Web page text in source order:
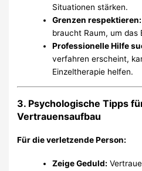
Situationen stärken.
Grenzen respektieren:
braucht Raum, um das
Professionelle Hilfe
verfahren erscheint,
Einzeltherapie helfen.
3. Psychologische Tipps
Vertrauensaufbau
Für die verletzende Person:
Zeige Geduld: